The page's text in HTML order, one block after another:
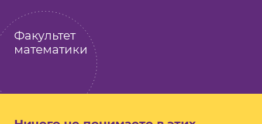
Факультет
математики